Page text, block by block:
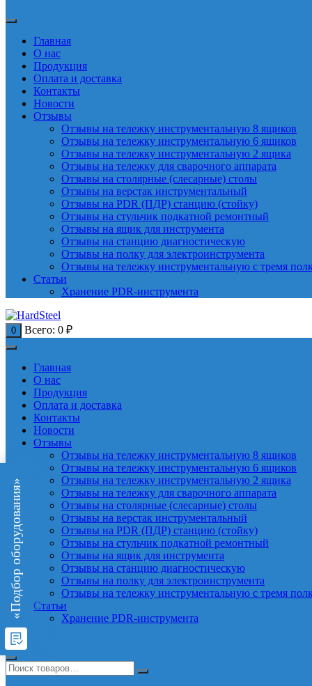
Главная
О нас
Продукция
Оплата и доставка
Контакты
Новости
Отзывы
Отзывы на тележку инструментальную 8 ящиков
Отзывы на тележку инструментальную 6 ящиков
Отзывы на тележку инструментальную 2 ящика
Отзывы на тележку для сварочного аппарата
Отзывы на столярные (слесарные) столы
Отзывы на верстак инструментальный
Отзывы на PDR (ПДР) станцию (стойку)
Отзывы на стульчик подкатной ремонтный
Отзывы на ящик для инструмента
Отзывы на станцию диагностическую
Отзывы на полку для электроинструмента
Отзывы на тележку инструментальную с тремя
Статьи
Хранение PDR-инструмента
0 Всего: 0 ₽
Главная
О нас
Продукция
Оплата и доставка
Контакты
Новости
Отзывы
Отзывы на тележку инструментальную 8 ящиков
Отзывы на тележку инструментальную 6 ящиков
Отзывы на тележку инструментальную 2 ящика
Отзывы на тележку для сварочного аппарата
Отзывы на столярные (слесарные) столы
Отзывы на верстак инструментальный
Отзывы на PDR (ПДР) станцию (стойку)
Отзывы на стульчик подкатной ремонтный
Отзывы на ящик для инструмента
Отзывы на станцию диагностическую
Отзывы на полку для электроинструмента
Отзывы на тележку инструментальную с тремя
Статьи
Хранение PDR-инструмента
«Подбор оборудования»